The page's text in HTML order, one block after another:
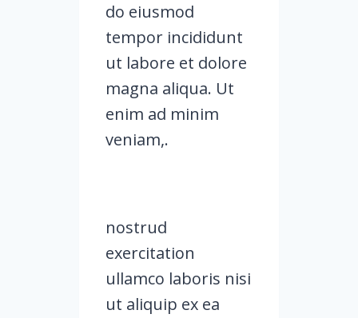
do eiusmod
tempor incididunt
ut labore et dolore
magna aliqua. Ut
enim ad minim
veniam,.
nostrud
exercitation
ullamco laboris nisi
ut aliquip ex ea